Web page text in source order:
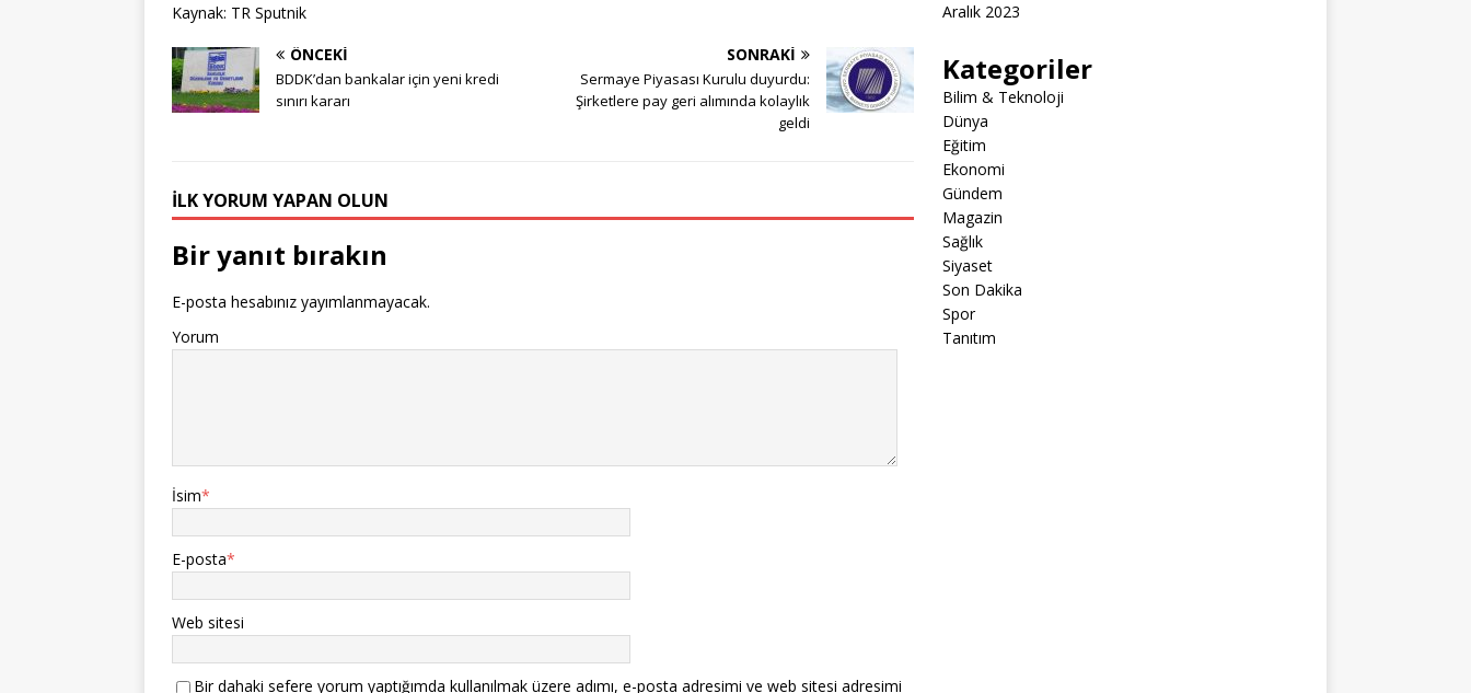
Kaynak: TR Sputnik
ÖNCEKI
BDDK’dan bankalar için yeni kredi
sınırı kararı
SONRAKI
Sermaye Piyasası Kurulu duyurdu:
Şirketlere pay geri alımında kolaylık
geldi
İLK YORUM YAPAN OLUN
Bir yanıt bırakın
E-posta hesabınız yayımlanmayacak.
Yorum
İsim*
E-posta*
Web sitesi
Bir dahaki sefere yorum yaptığımda kullanılmak üzere adımı, e-posta adresimi ve web sitesi adresimi
Aralık 2023
Kategoriler
Bilim & Teknoloji
Dünya
Eğitim
Ekonomi
Gündem
Magazin
Sağlık
Siyaset
Son Dakika
Spor
Tanıtım